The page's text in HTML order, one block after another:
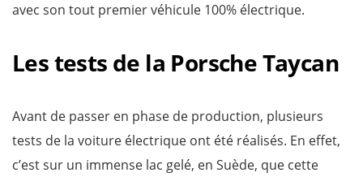
avec son tout premier véhicule 100% électrique.
Les tests de la Porsche Taycan
Avant de passer en phase de production, plusieurs
tests de la voiture électrique ont été réalisés. En effet,
c’est sur un immense lac gelé, en Suède, que cette